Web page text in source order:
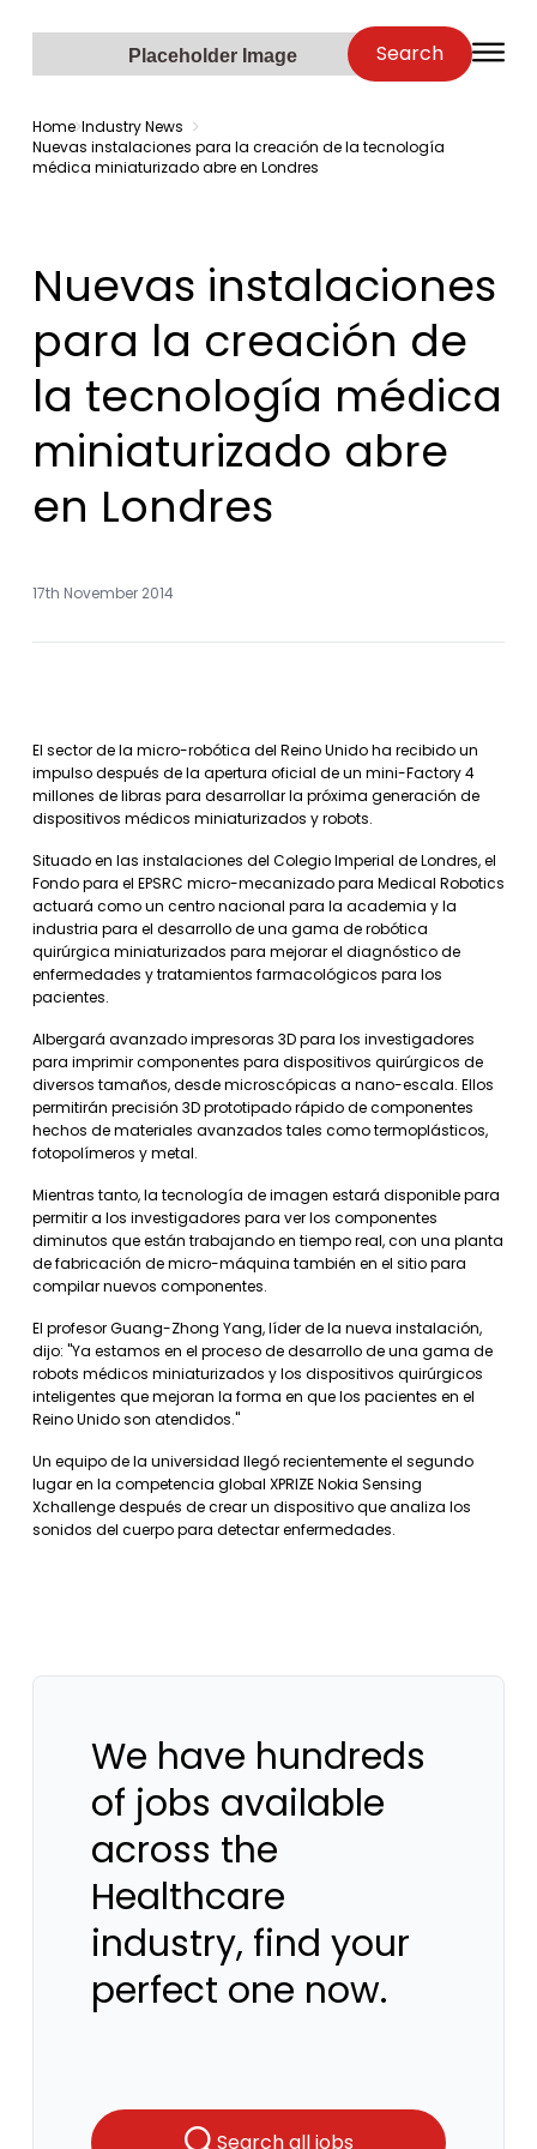
Placeholder Image Search
Home Industry News
Nuevas instalaciones para la creación de la tecnología
médica miniaturizado abre en Londres
Nuevas instalaciones
para la creación de
la tecnología médica
miniaturizado abre
en Londres
17th November 2014
El sector de la micro-robótica del Reino Unido ha recibido un
impulso después de la apertura oficial de un mini-Factory 4
millones de libras para desarrollar la próxima generación de
dispositivos médicos miniaturizados y robots.
Situado en las instalaciones del Colegio Imperial de Londres, el
Fondo para el EPSRC micro-mecanizado para Medical Robotics
actuará como un centro nacional para la academia y la
industria para el desarrollo de una gama de robótica
quirúrgica miniaturizados para mejorar el diagnóstico de
enfermedades y tratamientos farmacológicos para los
pacientes.
Albergará avanzado impresoras 3D para los investigadores
para imprimir componentes para dispositivos quirúrgicos de
diversos tamaños, desde microscópicas a nano-escala. Ellos
permitirán precisión 3D prototipado rápido de componentes
hechos de materiales avanzados tales como termoplásticos,
fotopolímeros y metal.
Mientras tanto, la tecnología de imagen estará disponible para
permitir a los investigadores para ver los componentes
diminutos que están trabajando en tiempo real, con una planta
de fabricación de micro-máquina también en el sitio para
compilar nuevos componentes.
El profesor Guang-Zhong Yang, líder de la nueva instalación,
dijo: "Ya estamos en el proceso de desarrollo de una gama de
robots médicos miniaturizados y los dispositivos quirúrgicos
inteligentes que mejoran la forma en que los pacientes en el
Reino Unido son atendidos."
Un equipo de la universidad llegó recientemente el segundo
lugar en la competencia global XPRIZE Nokia Sensing
Xchallenge después de crear un dispositivo que analiza los
sonidos del cuerpo para detectar enfermedades.
We have hundreds
of jobs available
across the
Healthcare
industry, find your
perfect one now.
Search all jobs